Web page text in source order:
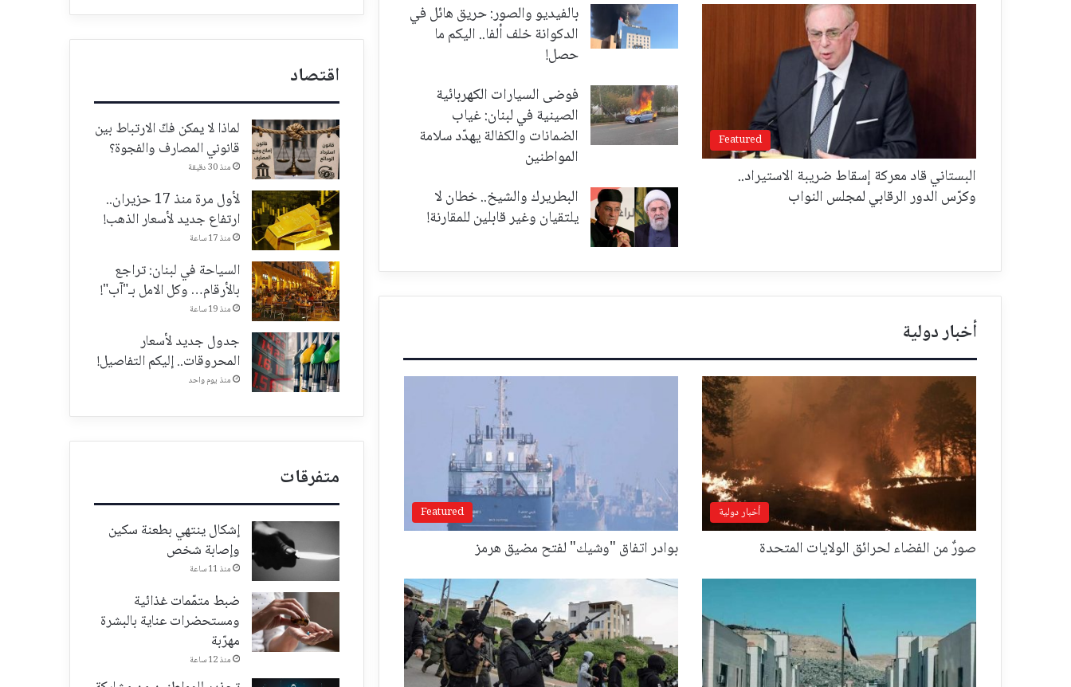
Featured
البستاني قاد معركة إسقاط ضريبة الاستيراد..
وكرّس الدور الرقابي لمجلس النواب
بالفيديو والصور: حريق هائل في
الدكوانة خلف ألفا.. اليكم ما
حصل!
فوضى السيارات الكهربائية
الصينية في لبنان: غياب
الضمانات والكفالة يهدّد سلامة
المواطنين
البطريرك والشيخ.. خطان لا
يلتقيان وغير قابلين للمقارنة!
أخبار دولية
أخبار دولية
صورٌ من الفضاء لحرائق الولايات المتحدة
Featured
بوادر اتفاق "وشيك" لفتح مضيق هرمز
اقتصاد
لماذا لا يمكن فكّ الارتباط بين
قانوني المصارف والفجوة؟
منذ 30 دقيقة
لأول مرة منذ 17 حزيران..
ارتفاع جديد لأسعار الذهب!
منذ 17 ساعة
السياحة في لبنان: تراجع
بالأرقام… وكل الامل بـ"آب"!
منذ 19 ساعة
جدول جديد لأسعار
المحروقات.. إليكم التفاصيل!
منذ يوم واحد
متفرقات
إشكال ينتهي بطعنة سكين
وإصابة شخص
منذ 11 ساعة
ضبط متمّمات غذائية
ومستحضرات عناية بالبشرة
مهرّبة
منذ 12 ساعة